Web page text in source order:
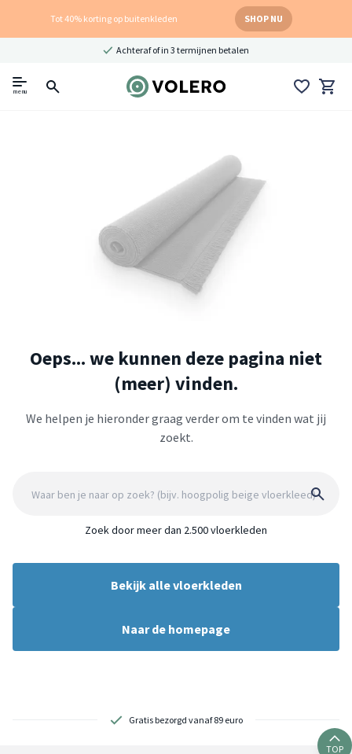
Tot 40% korting op buitenkleden SHOP NU
Achteraf of in 3 termijnen betalen
menu
Oeps... we kunnen deze pagina niet
(meer) vinden.
We helpen je hieronder graag verder om te vinden wat jij
zoekt.
Zoek door meer dan 2.500 vloerkleden
Bekijk alle vloerkleden
Naar de homepage
Gratis bezorgd vanaf 89 euro
TOP